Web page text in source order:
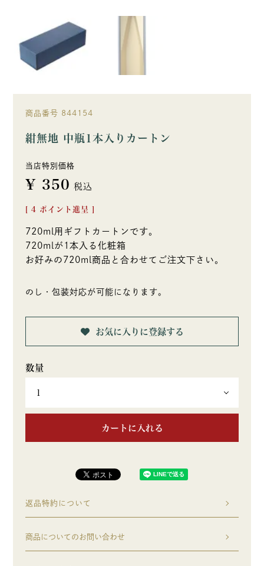
商品番号 844154
紺無地 中瓶1本入りカートン
当店特別価格
¥ 350 税込
4 ポイント進呈 ]
720ml用ギフトカートンです。
720mlが1本入る化粧箱
お好みの720ml商品と合わせてご注文下さい。
のし・包装対応が可能になります。
お気に入りに登録する
カートに入れる
返品特約について
商品についてのお問い合わせ